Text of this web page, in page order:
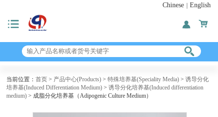
Chinese English
当前位置：首页 > 产品中心(Products) >特殊培养基(Speciality Media) >诱导分化
培养基(Induced Differentiation Medium) >诱导分化培养基(Induced differentiation
medium) > 成脂分化培养基（Adipogenic Culture Medium）